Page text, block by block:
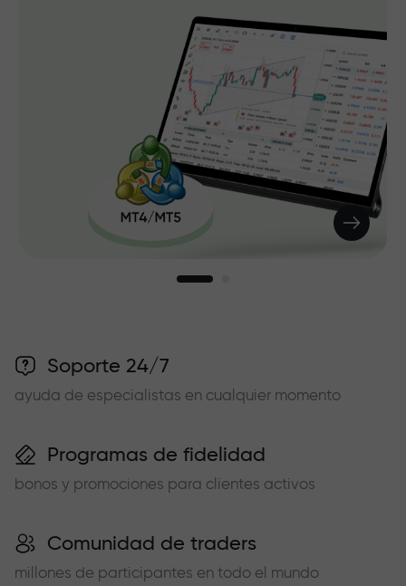
Soporte 24/7
ayuda de especialistas en cualquier momento
Programas de fidelidad
bonos y promociones para clientes activos
Comunidad de traders
millones de participantes en todo el mundo